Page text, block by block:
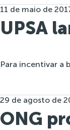
11 de maio de
UPSA
Para incentivar a
29 de agosto de
ONG